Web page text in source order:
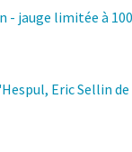
jauge limitée à
Eric Sellin